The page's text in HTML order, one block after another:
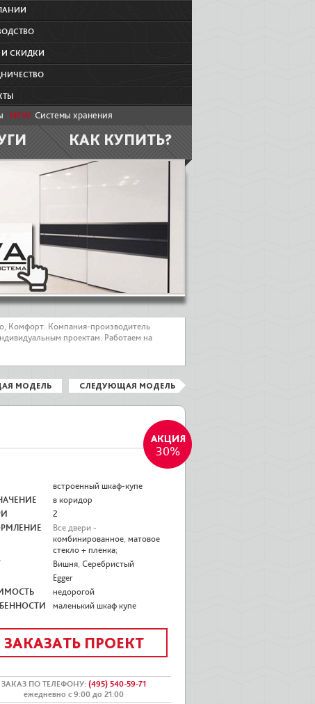
СКИДКИ
NEW: Системы хранения
КАК КУПИТЬ?
Комфорт. Компания-производитель
проектам. Работаем на
МОДЕЛЬ СЛЕДУЮЩАЯ МОДЕЛЬ
встроенный шкаф-купе
в коридор
2
Все двери -
комбинированное, матовое
стекло + пленка;
Вишня, Серебристый
Egger
недорогой
маленький шкаф купе
ЗАКАЗАТЬ ПРОЕКТ
ЗАКАЗ ПО ТЕЛЕФОНУ: (495) 540-59-71
ежедневно с 9:00 до 21:00
30%